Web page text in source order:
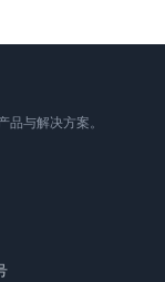
与解决方案。